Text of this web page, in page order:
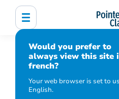
Would you prefer to
always view this site
french?
Your web browser is set to
English.
Accueil
Bibliothèque,
Programmation et inscription
et activités
Pique-nique